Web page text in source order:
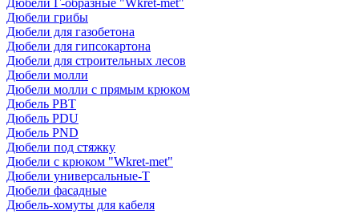
Дюбели Г-образные "Wkret-met"
Дюбели грибы
Дюбели для газобетона
Дюбели для гипсокартона
Дюбели для строительных лесов
Дюбели молли
Дюбели молли с прямым крюком
Дюбель PBT
Дюбель PDU
Дюбель PND
Дюбели под стяжку
Дюбели с крюком "Wkret-met"
Дюбели универсальные-Т
Дюбели фасадные
Дюбель-хомуты для кабеля